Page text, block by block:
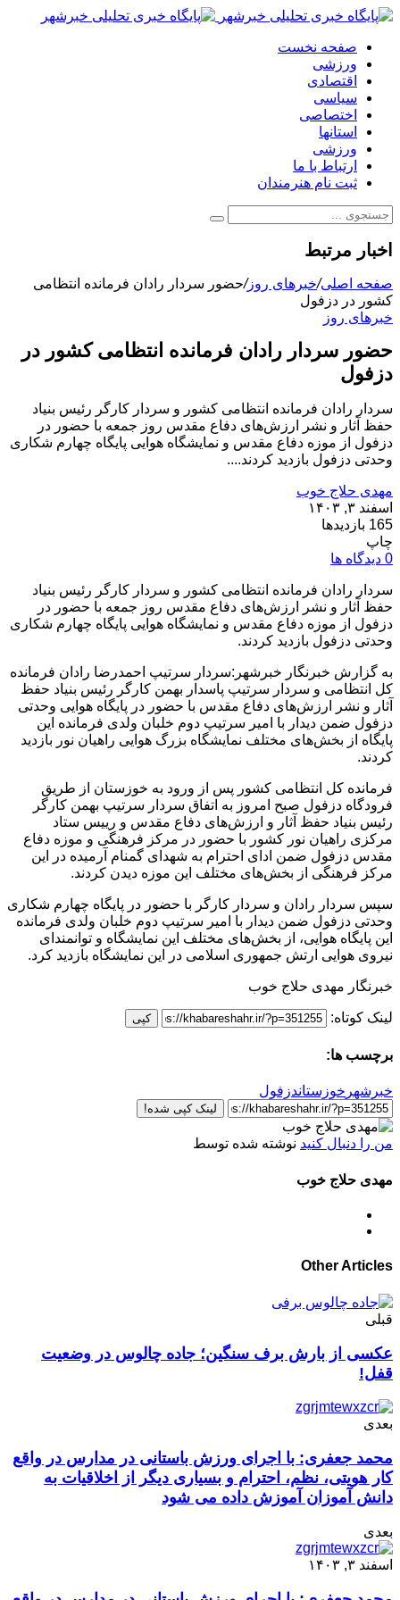
صفحه نخست
ورزشی
اقتصادی
سیاسی
اختصاصی
استانها
ورزشی
ارتباط با ما
ثبت نام هنرمندان
اخبار مرتبط
صفحه اصلی/خبرهای روز/حضور سردار رادان فرمانده انتظامی
کشور در دزفول
خبرهای روز
حضور سردار رادان فرمانده انتظامی کشور در
دزفول
سردار رادان فرمانده انتظامی کشور و سردار کارگر رئیس بنیاد
حفظ آثار و نشر ارزش‌های دفاع مقدس روز جمعه با حضور در
دزفول از موزه دفاع مقدس و نمایشگاه هوایی پایگاه چهارم شکاری
وحدتی دزفول بازدید کردند....
مهدی حلاج خوب
اسفند ۳, ۱۴۰۳
165 بازدیدها
چاپ
0 دیدگاه ها
سردار رادان فرمانده انتظامی کشور و سردار کارگر رئیس بنیاد
حفظ آثار و نشر ارزش‌های دفاع مقدس روز جمعه با حضور در
دزفول از موزه دفاع مقدس و نمایشگاه هوایی پایگاه چهارم شکاری
وحدتی دزفول بازدید کردند.
به گزارش خبرنگار خبرشهر:سردار سرتیپ احمدرضا رادان فرمانده
کل انتظامی و سردار سرتیپ پاسدار بهمن کارگر رئیس بنیاد حفظ
آثار و نشر ارزش‌های دفاع مقدس با حضور در پایگاه هوایی وحدتی
دزفول ضمن دیدار با امیر سرتیپ دوم خلبان ولدی فرمانده این
پایگاه از بخش‌های مختلف نمایشگاه بزرگ هوایی راهیان نور بازدید
کردند.
فرمانده کل انتظامی کشور پس از ورود به خوزستان از طریق
فرودگاه دزفول صبح امروز به اتفاق سردار سرتیپ بهمن کارگر
رئیس بنیاد حفظ آثار و ارزش‌های دفاع مقدس و رییس ستاد
مرکزی راهیان نور کشور با حضور در مرکز فرهنگی و موزه دفاع
مقدس دزفول ضمن ادای احترام به شهدای گمنام آرمیده در این
مرکز فرهنگی از بخش‌های مختلف این موزه دیدن کردند.
سپس سردار رادان و سردار کارگر با حضور در پایگاه چهارم شکاری
وحدتی دزفول ضمن دیدار با امیر سرتیپ دوم خلبان ولدی فرمانده
این پایگاه هوایی، از بخش‌های مختلف این نمایشگاه و توانمندای
نیروی هوایی ارتش جمهوری اسلامی در این نمایشگاه بازدید کرد.
خبرنگار مهدی حلاج خوب
لینک کوتاه: کپی
برچسب ها:
خبرشهر خوزستاندزفول
لینک کپی شده!
من را دنبال کنید نوشته شده توسط
مهدی حلاج خوب
Other Articles
قبلی
عکسی از بارش برف سنگین؛ جاده چالوس در وضعیت
قفل!
بعدی
محمد جعفری: با اجرای ورزش باستانی در مدارس در واقع
کار هویتی، نظم، احترام و بسیاری دیگر از اخلاقیات به
دانش آموزان آموزش داده می شود
بعدی
اسفند ۳, ۱۴۰۳